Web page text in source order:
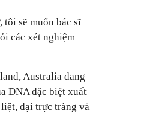
tôi sẽ muốn bác sĩ
các xét nghiệm
Australia đang
DNA đặc biệt xuất
đại trực tràng và